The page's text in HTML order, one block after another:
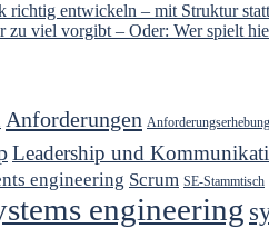
richtig entwickeln – mit Struktur
zu viel vorgibt – Oder: Wer spielt
Anforderungen Anforderungserhebung
Leadership und
engineering Scrum SE-Stammtisch
engineering